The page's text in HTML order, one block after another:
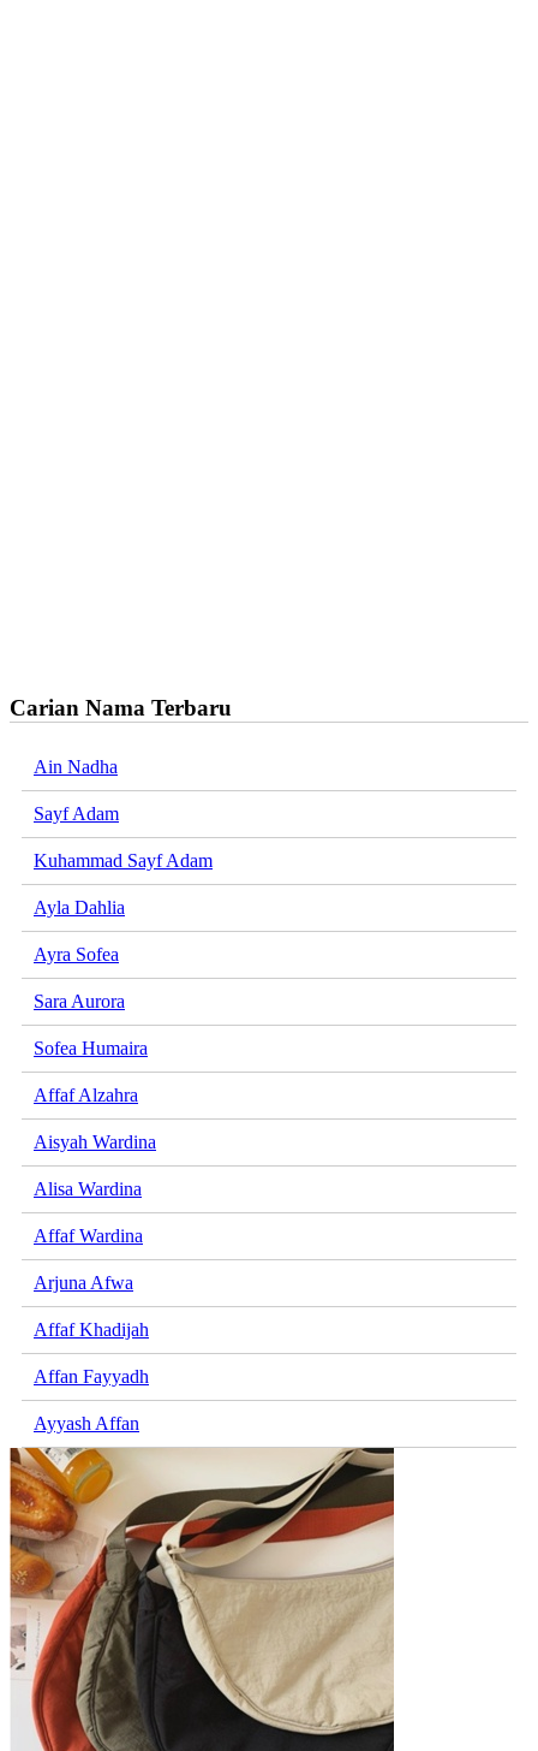
Carian Nama Terbaru
Ain Nadha
Sayf Adam
Kuhammad Sayf Adam
Ayla Dahlia
Ayra Sofea
Sara Aurora
Sofea Humaira
Affaf Alzahra
Aisyah Wardina
Alisa Wardina
Affaf Wardina
Arjuna Afwa
Affaf Khadijah
Affan Fayyadh
Ayyash Affan